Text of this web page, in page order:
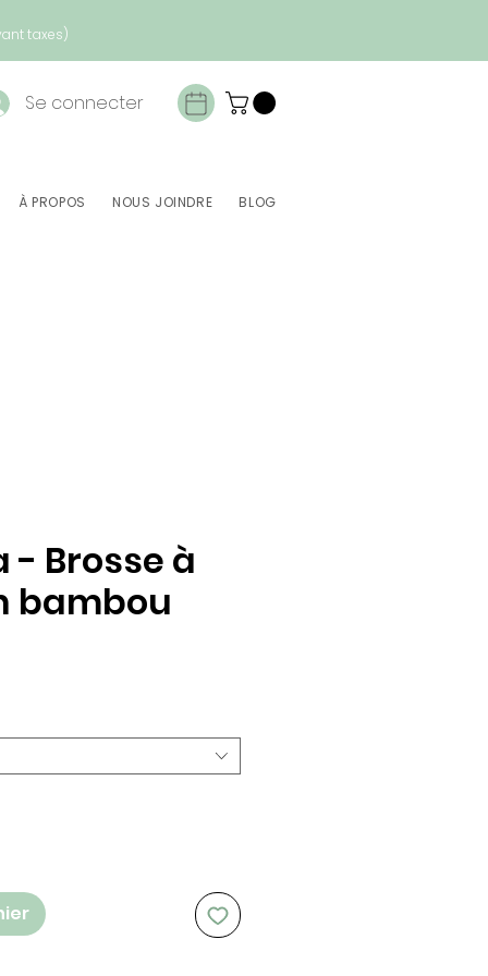
taxes)
Se connecter
À PROPOS NOUS JOINDRE BLOG
- Brosse à
bambou